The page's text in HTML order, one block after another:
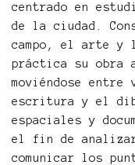
centrado en
de la ciudad.
campo, el arte y
práctica su obra
moviéndose
escritura y el
espaciales y
el fin de
comunicar los